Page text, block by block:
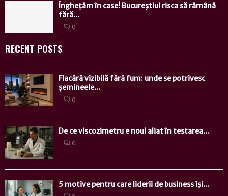
Înghețăm în case! Bucureştiul risca să rămână
fără...
0
RECENT POSTS
Flacără vizibilă fără fum: unde se potrivesc
șemineele...
0
De ce viscozimetru e noul aliat în testarea...
0
5 motive pentru care liderii de business își...